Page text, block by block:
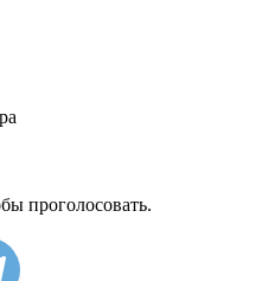
проголосовать.